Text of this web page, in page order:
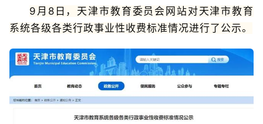
9月8日，天津市教育委员会网站对天津市教育
系统各级各类行政事业性收费标准情况进行了公示。